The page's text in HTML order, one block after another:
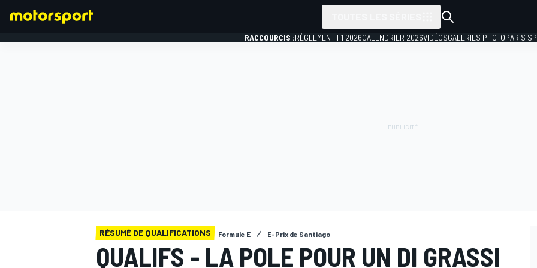
RACCOURCIS :RÈGLEMENT F1 2026CALENDRIER 2026VIDÉOSGALERIES PHOTOPARIS
RÉSUMÉ DE QUALIFICATIONS Formule E E-Prix de Santiago
QUALIFS - LA POLE POUR UN DI GRASSI